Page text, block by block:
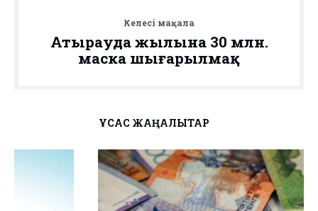
Келесі мақала
Атырауда жылына 30 млн.
маска шығарылмақ
ҰҚСАС ЖАҢАЛЫҚТАР